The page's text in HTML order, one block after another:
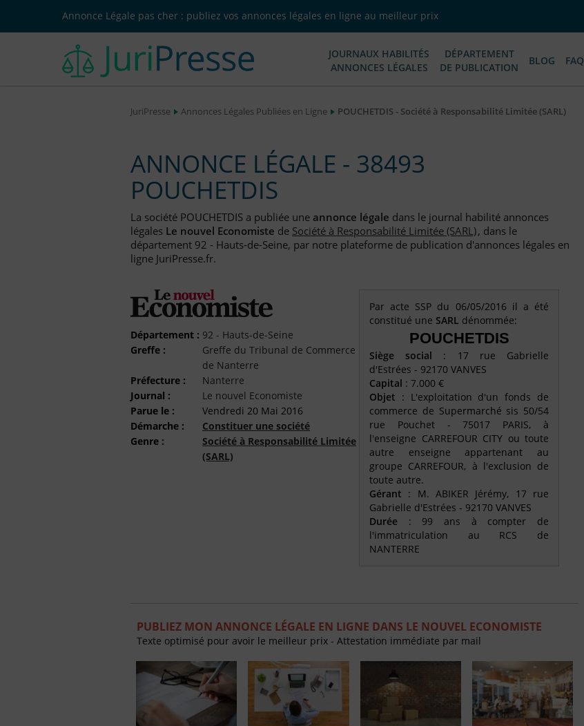
Annonce Légale pas cher : publiez vos annonces légales en ligne au meilleur prix
JOURNAUX HABILITÉS
ANNONCES LÉGALES
DÉPARTEMENT
DE PUBLICATION
BLOG FAQ
JuriPresse Annonces Légales Publiées en Ligne POUCHETDIS - Société à Responsabilité Limitée (SARL)
ANNONCE LÉGALE - 38493
POUCHETDIS
La société POUCHETDIS a publiée une annonce légale dans le journal habilité annonces
légales Le nouvel Economiste de Société à Responsabilité Limitée (SARL), dans le
département 92 - Hauts-de-Seine, par notre plateforme de publication d'annonces légales en
ligne JuriPresse.fr.
Département : 92 - Hauts-de-Seine
Greffe :
Greffe du Tribunal de Commerce
de Nanterre
Préfecture :
Nanterre
Journal :
Le nouvel Economiste
Parue le :
Vendredi 20 Mai 2016
Démarche :
Constituer une société
Genre :
Société à Responsabilité Limitée
(SARL)
Par acte SSP du 06/05/2016 il a été
constitué une SARL dénommée:
POUCHETDIS
Siège social : 17 rue Gabrielle
d'Estrées - 92170 VANVES
Capital : 7.000 €
Objet : L'exploitation d'un fonds de
commerce de Supermarché sis 50/54
rue Pouchet - 75017 PARIS, à
l'enseigne CARREFOUR CITY ou toute
autre enseigne appartenant au
groupe CARREFOUR, à l'exclusion de
toute autre.
Gérant : M. ABIKER Jérémy, 17 rue
Gabrielle d'Estrées - 92170 VANVES
Durée : 99 ans à compter de
l'immatriculation au RCS de
NANTERRE
PUBLIEZ MON ANNONCE LÉGALE EN LIGNE DANS LE NOUVEL ECONOMISTE
Texte optimisé pour avoir le meilleur prix - Attestation immédiate par mail